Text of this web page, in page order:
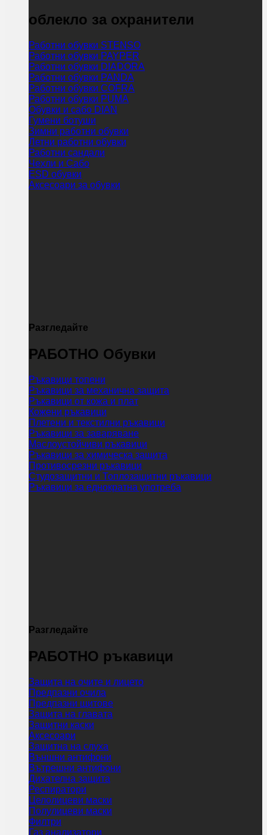
облекло за охранители
Работни обувки STENSO
Работни обувки PAYPER
Работни обувки DIADORA
Работни обувки PANDA
Работни обувки COFRA
Работни обувки PUMA
Обувки и сабо DIAN
Гумени ботуши
Зимни работни обувки
Летни работни обувки
Работни сандали
Чехли и Сабо
ESD обувки
Аксесоари за обувки
Разгледайте
РАБОТНО Обувки
Ръкавици топени
Ръкавици за механична защита
Ръкавици от кожа и плат
Кожени ръкавици
Плетени и текстилни ръкавици
Ръкавици за заваряване
Маслоустойчиви ръкавици
Ръкавици за химическа защита
Противосрезни ръкавици
Студозащитни и Топлозащитни ръкавици
Ръкавици за еднократна употреба
Разгледайте
РАБОТНО ръкавици
Защита на очите и лицето
Предпазни очила
Предпазни щитове
Защита на главата
Защитни каски
Аксесоари
Защитна на слуха
Външни антифони
Вътрешни антифони
Дихателна защита
Респиратори
Целолицеви маски
Полулицеви маски
Филтри
Газ анализатори